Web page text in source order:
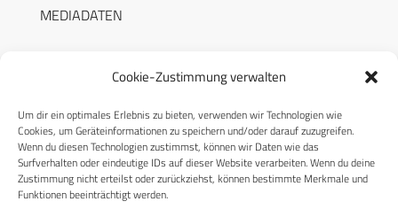
Cookie-Zustimmung verwalten
Um dir ein optimales Erlebnis zu bieten, verwenden wir Technologien wie
Cookies, um Geräteinformationen zu speichern und/oder darauf zuzugreifen.
Wenn du diesen Technologien zustimmst, können wir Daten wie das
Surfverhalten oder eindeutige IDs auf dieser Website verarbeiten. Wenn du deine
Zustimmung nicht erteilst oder zurückziehst, können bestimmte Merkmale und
Funktionen beeinträchtigt werden.
MEDIADATEN
RECHTLICHES
Datenschutzerklärung
Cookie-Richtlinie (EU)